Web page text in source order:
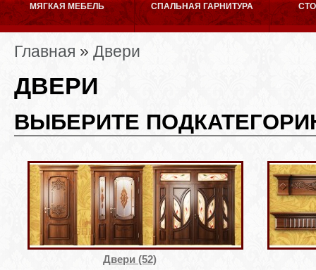
МЯГКАЯ МЕБЕЛЬ СПАЛЬНАЯ ГАРНИТУРА
Главная » Двери
ДВЕРИ
ВЫБЕРИТЕ
Двери (52)